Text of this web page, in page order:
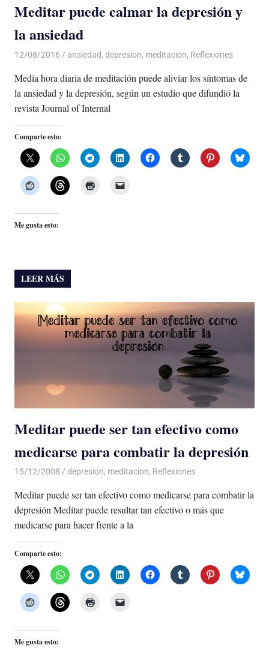
Meditar puede calmar la depresión y
la ansiedad
12/08/2016 Luis Castellanos
ansiedad, depresion, meditacion, Reflexiones
Media hora diaria de meditación puede aliviar los síntomas de
la ansiedad y la depresión, según un estudio que difundió la
revista Journal of Internal
Comparte esto:
Me gusta esto:
LEER MÁS
Meditar puede ser tan efectivo como
medicarse para combatir la depresión
15/12/2008 Luis Castellanos
depresion, meditacion, Reflexiones
Meditar puede ser tan efectivo como medicarse para combatir la
depresión Meditar puede resultar tan efectivo o más que
medicarse para hacer frente a la
Comparte esto:
Me gusta esto: